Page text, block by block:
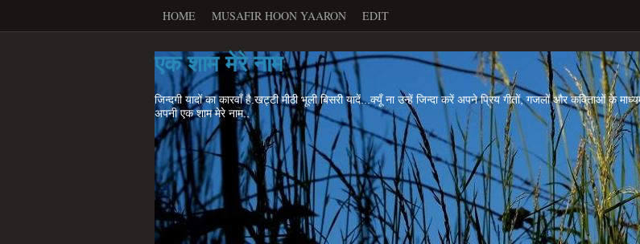
HOME MUSAFIR HOON YAARON EDIT
एक शाम मेरे नाम
जिन्दगी यादों का कारवाँ है.खट्टी मीठी भूली बिसरी यादें...क्यूँ ना उन्हें जिन्दा करें अपने प्रिय गीतों, गजलों और कविताओं के
अपनी एक शाम मेरे नाम..